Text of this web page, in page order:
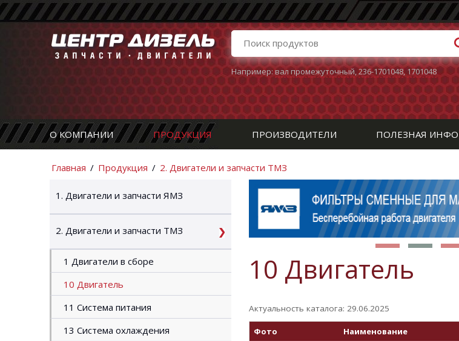
Например:вал промежуточный,236-1701048,1701048
О КОМПАНИИ ПРОДУКЦИЯ ПРОИЗВОДИТЕЛИ ПОЛЕЗНАЯ
Главная / Продукция / 2. Двигатели и запчасти ТМЗ
1. Двигатели и запчасти ЯМЗ
2. Двигатели и запчасти ТМЗ
1 Двигатели в сборе
10 Двигатель
11 Система питания
13 Система охлаждения
10 Двигатель
Актуальность каталога: 29.06.2025
Фото Наименование